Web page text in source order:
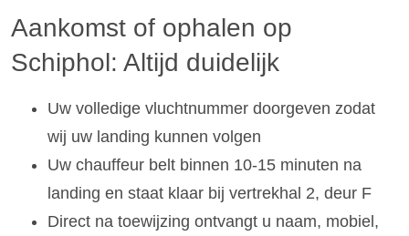
Aankomst of ophalen op
Schiphol: Altijd duidelijk
Uw volledige vluchtnummer doorgeven zodat
wij uw landing kunnen volgen
Uw chauffeur belt binnen 10-15 minuten na
landing en staat klaar bij vertrekhal 2, deur F
Direct na toewijzing ontvangt u naam, mobiel,